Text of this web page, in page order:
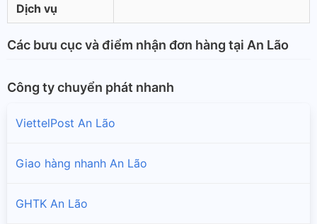
Dịch vụ
Các bưu cục và điểm nhận đơn hàng tại An Lão
Công ty chuyển phát nhanh
ViettelPost An Lão
Giao hàng nhanh An Lão
GHTK An Lão